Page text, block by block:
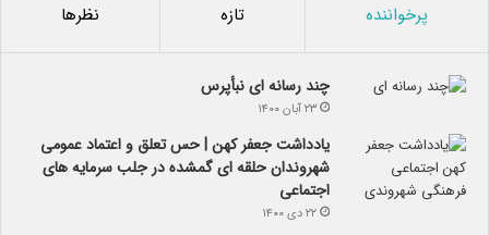
پرخواننده تازه نظرها
چند رسانه ای نبأپرس
۲۳ آبان ۱۴۰۰
یادداشت جعفر کهن | حس تعلق و اعتماد عمومی
شهروندان حلقه ای گمشده در جلب سرمایه های
اجتماعی
۲۲ دی ۱۴۰۰